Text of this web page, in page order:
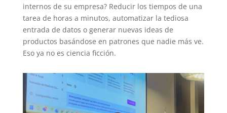
internos de su empresa? Reducir los tiempos de una
tarea de horas a minutos, automatizar la tediosa
entrada de datos o generar nuevas ideas de
productos basándose en patrones que nadie más ve.
Eso ya no es ciencia ficción.